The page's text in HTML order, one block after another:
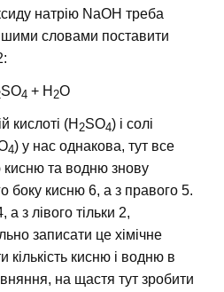
натрію NaOH треба
словами поставити
SO4 + H 2O
кислоті (H2SO4) і солі
4) у нас однакова, тут все
кисню та водню знову
боку кисню 6, а з правого 5.
з лівого тільки 2,
записати це хімічне
кількість кисню і водню в
на щастя тут зробити